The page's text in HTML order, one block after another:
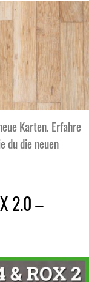
Karten. Erfahre
du die neuen
2.0 –